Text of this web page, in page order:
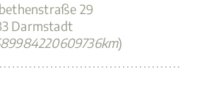
29
Darmstadt
)